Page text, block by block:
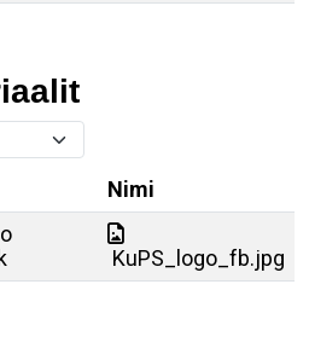
Nimi
KuPS_logo_fb.jpg